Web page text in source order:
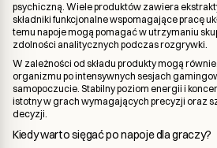
psychiczną. Wiele produktów zawiera
składniki funkcjonalne wspomagające pracę
temu napoje mogą pomagać w utrzymaniu
zdolności analitycznych podczas rozgrywki.
W zależności od składu produkty mogą
organizmu po intensywnych sesjach
samopoczucie. Stabilny poziom energii i
istotny w grach wymagających precyzji oraz
decyzji.
Kiedy warto sięgać po napoje dla graczy?